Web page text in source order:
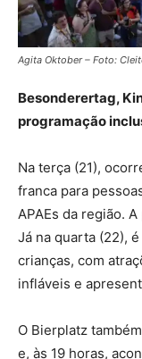
Agita Oktober – Foto:
Besonderertag,
programação
Na terça (21),
franca para
APAEs da região.
Já na quarta (22),
crianças, com
infláveis e
O Bierplatz
e, às 19 horas,